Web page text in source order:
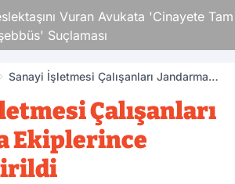
Vuran Avukata 'Cinayete Tam
Suçlaması
Sanayi İşletmesi Çalışanları Jandarma
Çalışanları
Ekiplerince